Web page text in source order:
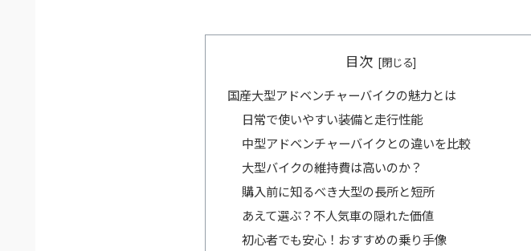
目次
国産大型アドベンチャーバイクの魅力とは
日常で使いやすい装備と走行性能
中型アドベンチャーバイクとの違いを比較
大型バイクの維持費は高いのか？
購入前に知るべき大型の長所と短所
あえて選ぶ？不人気車の隠れた価値
初心者でも安心！おすすめの乗り手像